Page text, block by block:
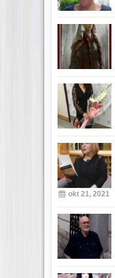
okt 21, 2021